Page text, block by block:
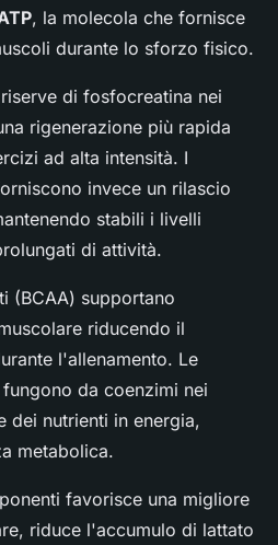
, la molecola che fornisce
durante lo sforzo fisico.
di fosfocreatina nei
rigenerazione più rapida
ad alta intensità. I
invece un rilascio
stabili i livelli
di attività.
(BCAA) supportano
riducendo il
l'allenamento. Le
fungono da coenzimi nei
dei nutrienti in energia,
metabolica.
favorisce una migliore
riduce l'accumulo di lattato